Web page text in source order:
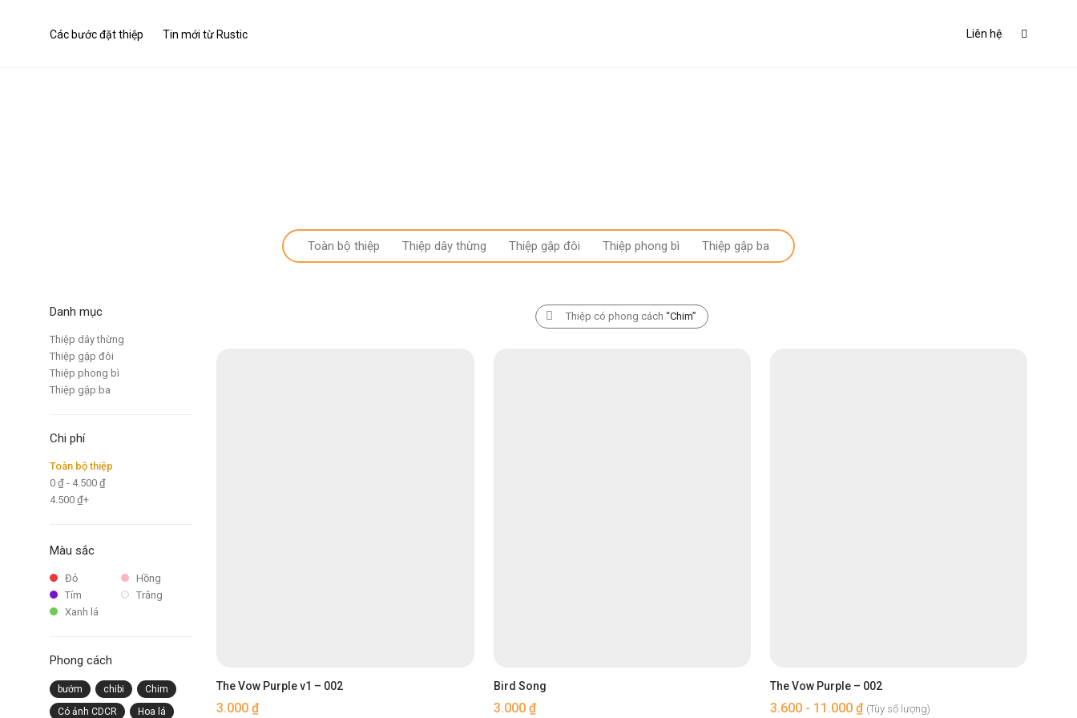
Các bước đặt thiệp Tin mới từ Rustic Liên hệ
Toàn bộ thiệp Thiệp dây thừng Thiệp gập đôi Thiệp phong bì Thiệp gập ba
Danh mục
Thiệp dây thừng
Thiệp gập đôi
Thiệp phong bì
Thiệp gập ba
Chi phí
Toàn bộ thiệp
0 ₫ - 4.500 ₫
4.500 ₫+
Màu sắc
Đỏ
Hồng
Tím
Trắng
Xanh lá
Phong cách
bướm chibi
Chim
Có ảnh CDCR
Hoa lá
Thiệp có phong cách“Chim”
The Vow Purple v1 – 002
3.000₫
Bird Song
3.000 ₫
The Vow Purple – 002
3.600 - 11.000 ₫ (Tùy số lượng)